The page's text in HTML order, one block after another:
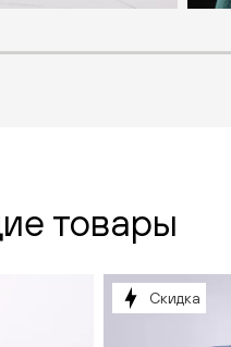
товары
Скидка